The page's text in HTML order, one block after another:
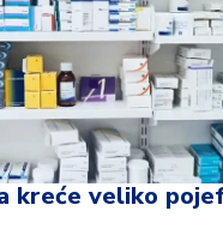
kreće veliko